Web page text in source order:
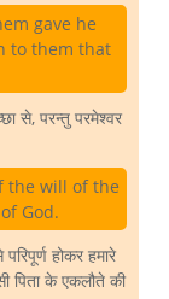
gave he
to them that
से, परन्तु परमेश्वर
the will of the
God.
होकर हमारे
पिता के एकलौते की